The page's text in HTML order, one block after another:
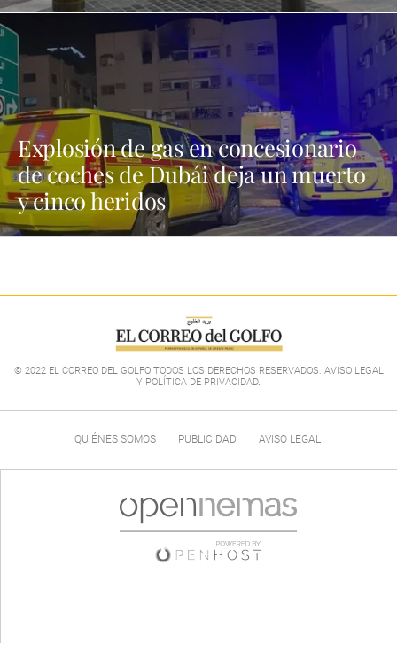
Explosión de gas en concesionario
de coches de Dubái deja un muerto
y cinco heridos
© 2022 EL CORREO DEL GOLFO TODOS LOS DERECHOS RESERVADOS. AVISO LEGAL
Y POLÍTICA DE PRIVACIDAD.
QUIÉNES SOMOS PUBLICIDAD AVISO LEGAL